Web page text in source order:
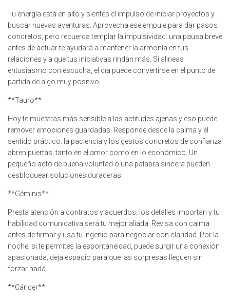
Tu energía está en alto y sientes el impulso de iniciar proyectos y
buscar nuevas aventuras. Aprovecha ese empuje para dar pasos
concretos, pero recuerda templar la impulsividad: una pausa breve
antes de actuar te ayudará a mantener la armonía en tus
relaciones y a que tus iniciativas rindan más. Si alineas
entusiasmo con escucha, el día puede convertirse en el punto de
partida de algo muy positivo.
**Tauro**
Hoy te muestras más sensible a las actitudes ajenas y eso puede
remover emociones guardadas. Responde desde la calma y el
sentido práctico: la paciencia y los gestos concretos de confianza
abren puertas, tanto en el amor como en lo económico. Un
pequeño acto de buena voluntad o una palabra sincera pueden
desbloquear soluciones duraderas.
**Géminis**
Presta atención a contratos y acuerdos: los detalles importan y tu
habilidad comunicativa será tu mejor aliada. Revisa con calma
antes de firmar y usa tu ingenio para negociar con claridad. Por la
noche, si te permites la espontaneidad, puede surgir una conexión
apasionada; deja espacio para que las sorpresas lleguen sin
forzar nada.
**Cáncer**